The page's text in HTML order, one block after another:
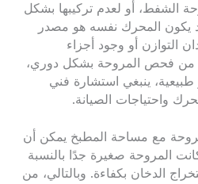
الشفط، أو لعدم تركيبها بشكل
يكون المحرك نفسه هو مصدر
التوازن أو وجود أجزاء
من فحص المروحة بشكل دوري،
ينبغي استشارة فني
واحتياجات الصيانة.
مع مساحة المطبخ يمكن أن
كانت المروحة صغيرة جدًا بالنسبة
الدخان بكفاءة. وبالتالي، من